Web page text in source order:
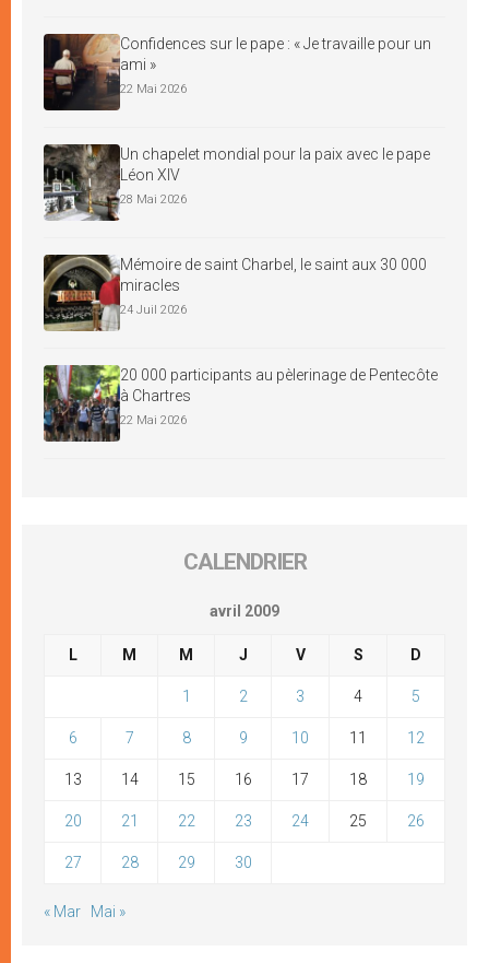
Confidences sur le pape : « Je travaille pour un
ami »
22 Mai 2026
Un chapelet mondial pour la paix avec le pape
Léon XIV
28 Mai 2026
Mémoire de saint Charbel, le saint aux 30 000
miracles
24 Juil 2026
20 000 participants au pèlerinage de Pentecôte
à Chartres
22 Mai 2026
CALENDRIER
avril 2009
L M M J V S D
1 2 3 4 5
6 7 8 9 10 11 12
13 14 15 16 17 18 19
20 21 22 23 24 25 26
27 28 29 30
« Mar Mai »